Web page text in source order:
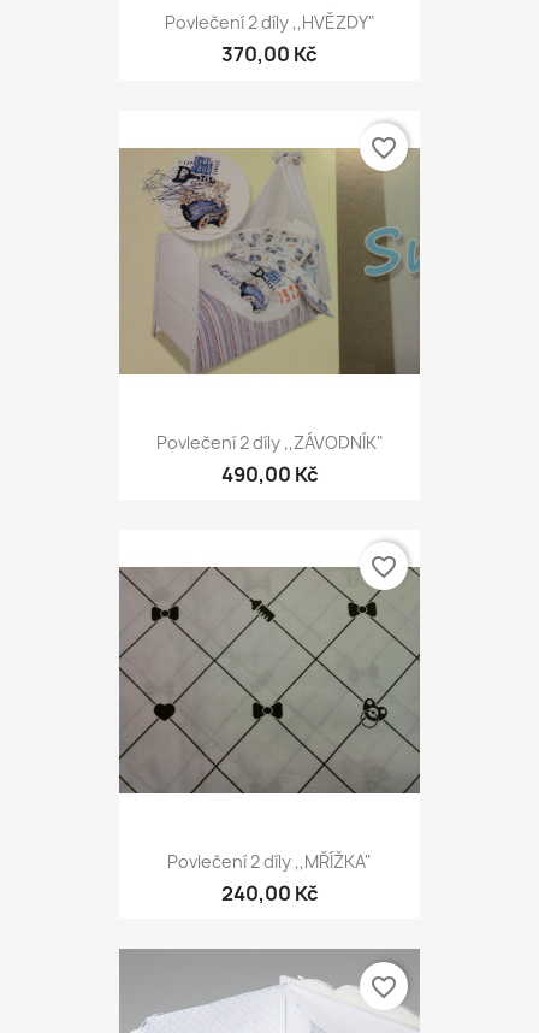
Povlečení 2 díly ,,HVĚZDY"
370,00 Kč
Povlečení 2 díly ,,ZÁVODNÍK"
490,00 Kč
favorite_border
Povlečení 2 díly ,,MŘÍŽKA"
240,00 Kč
favorite_border
favorite_border